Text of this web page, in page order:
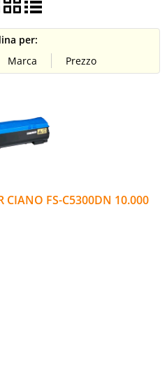
per:
CIANO FS-C5300DN 10.000